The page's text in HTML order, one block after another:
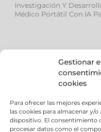
Gestionar
cookies
Para ofrecer las mejores
las cookies para almacenar y/
dispositivo. El consentimiento
procesar datos como el
Investigación Y
Médico Portátil Con IA
Ayuda de la (AVI),
diagnóstico